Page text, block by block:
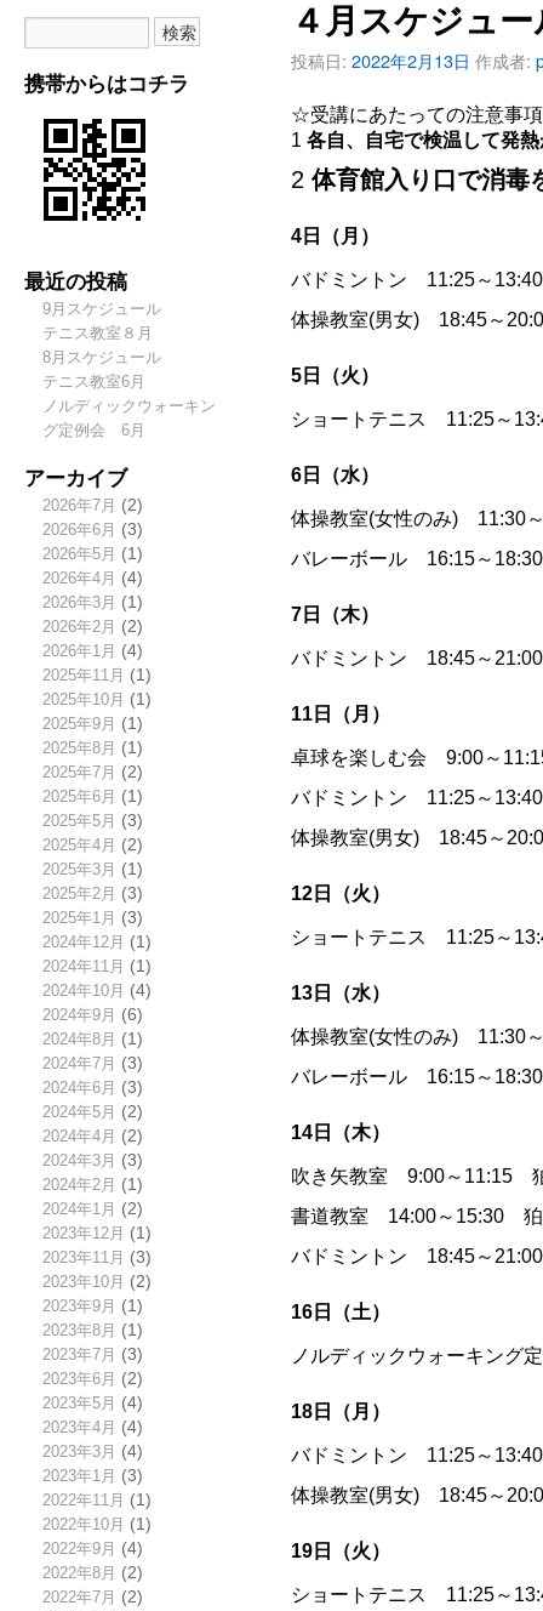
携帯からはコチラ
最近の投稿
9月スケジュール
テニス教室８月
8月スケジュール
テニス教室6月
ノルディックウォーキン
グ定例会 6月
アーカイブ
2026年7月 (2)
2026年6月 (3)
2026年5月 (1)
2026年4月 (4)
2026年3月 (1)
2026年2月 (2)
2026年1月 (4)
2025年11月 (1)
2025年10月 (1)
2025年9月 (1)
2025年8月 (1)
2025年7月 (2)
2025年6月 (1)
2025年5月 (3)
2025年4月 (2)
2025年3月 (1)
2025年2月 (3)
2025年1月 (3)
2024年12月 (1)
2024年11月 (1)
2024年10月 (4)
2024年9月 (6)
2024年8月 (1)
2024年7月 (3)
2024年6月 (3)
2024年5月 (2)
2024年4月 (2)
2024年3月 (3)
2024年2月 (1)
2024年1月 (2)
2023年12月 (1)
2023年11月 (3)
2023年10月 (2)
2023年9月 (1)
2023年8月 (1)
2023年7月 (3)
2023年6月 (2)
2023年5月 (4)
2023年4月 (4)
2023年3月 (4)
2023年1月 (3)
2022年11月 (1)
2022年10月 (1)
2022年9月 (4)
2022年8月 (2)
2022年7月 (2)
４月スケジュー
投稿日: 2022年2月13日 作成者:
☆受講にあたっての注意事
1 各自、自宅で検温して発
2 体育館入り口で消毒
4日（月）
バドミントン 11:25～
体操教室(男女) 18:45～
5日（火）
ショートテニス 11:25～
6日（水）
体操教室(女性のみ) 11:30
バレーボール 16:15～
7日（木）
バドミントン 18:45～
11日（月）
卓球を楽しむ会 9:00～
バドミントン 11:25～
体操教室(男女) 18:45～
12日（火）
ショートテニス 11:25～
13日（水）
体操教室(女性のみ) 11:30
バレーボール 16:15～
14日（木）
吹き矢教室 9:00～11:15
書道教室 14:00～15:30 狛
バドミントン 18:45～
16日（土）
ノルディックウォーキング
18日（月）
バドミントン 11:25～
体操教室(男女) 18:45～
19日（火）
ショートテニス 11:25～